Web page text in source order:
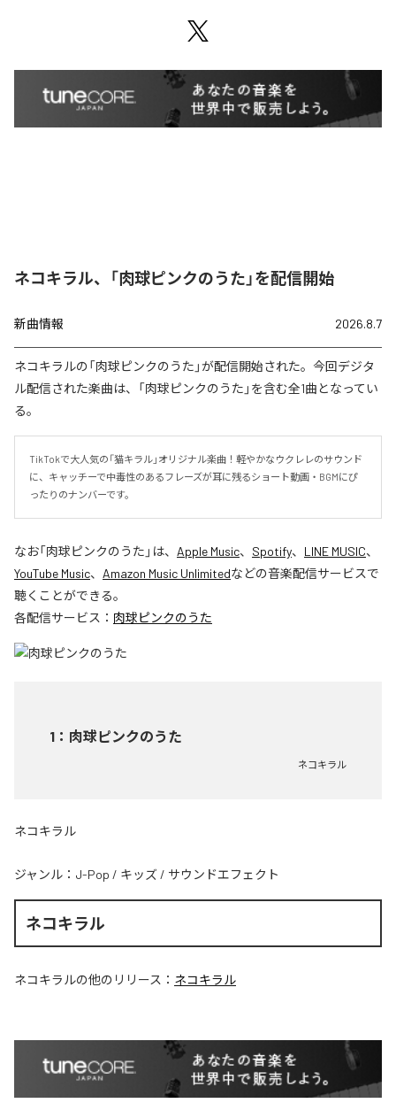
ネコキラル、「肉球ピンクのうた」を配信開始
新曲情報 2026.8.7
ネコキラルの「肉球ピンクのうた」が配信開始された。今回デジタ
ル配信された楽曲は、「肉球ピンクのうた」を含む全1曲となってい
る。
TikTokで大人気の「猫キラル」オリジナル楽曲！軽やかなウクレレのサウンド
に、キャッチーで中毒性のあるフレーズが耳に残るショート動画・BGMにぴ
ったりのナンバーです。
なお「肉球ピンクのうた 」は、 Apple Music、 Spotify、 LINE MUSIC、
YouTube Music、 Amazon Music Unlimitedなどの音楽配信サービスで
聴くことができる。
各配信サービス： 肉球ピンクのうた
1 ： 肉球ピンクのうた
ネコキラル
ネコキラル
ジャンル： J-Pop / キッズ / サウンドエフェクト
ネコキラル
ネコキラルの他のリリース： ネコキラル